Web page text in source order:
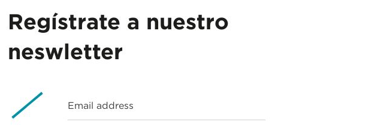
Regístrate a nuestro
neswletter
Email address